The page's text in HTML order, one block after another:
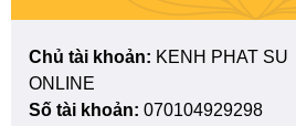
Chủ tài khoản: KENH PHAT SU
ONLINE
Số tài khoản: 070104929298